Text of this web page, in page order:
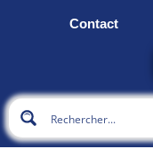
Contact